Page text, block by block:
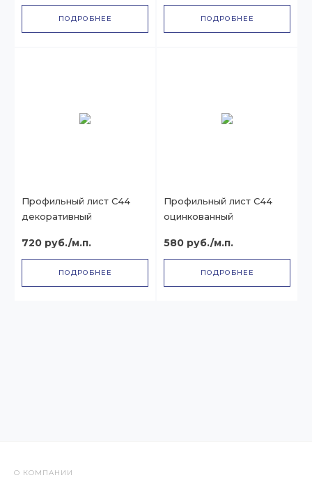
ПОДРОБНЕЕ ПОДРОБНЕЕ
Профильный лист С44
декоративный
720 руб./м.п.
ПОДРОБНЕЕ
Профильный лист С44
оцинкованный
580 руб./м.п.
ПОДРОБНЕЕ
О КОМПАНИИ